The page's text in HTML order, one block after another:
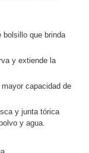
bolsillo que brinda
y extiende la
capacidad de
y junta tórica
y agua.